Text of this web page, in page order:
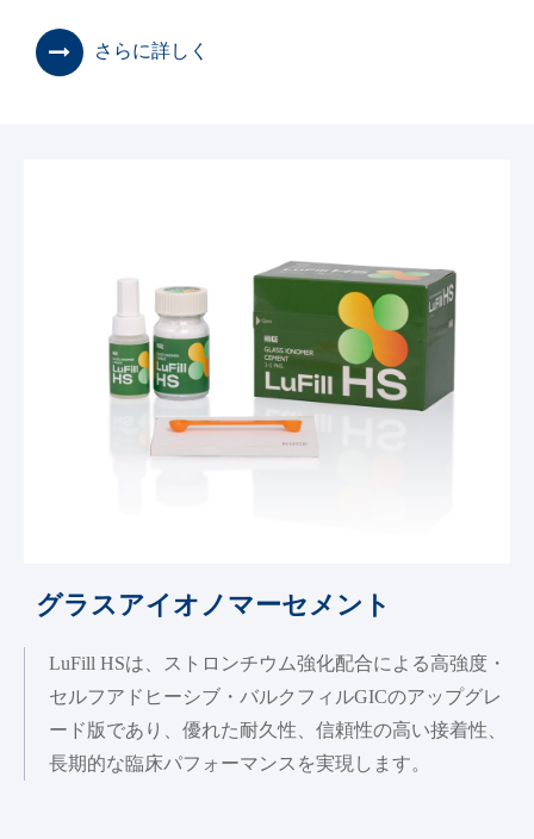
さらに詳しく
グラスアイオノマーセメント
LuFill HSは、ストロンチウム強化配合による高強度・
セルフアドヒーシブ・バルクフィルGICのアップグレ
ード版であり、優れた耐久性、信頼性の高い接着性、
長期的な臨床パフォーマンスを実現します。